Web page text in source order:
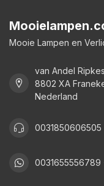
Mooie Lampen en
van Andel
8802 XA
Nederland
0031850606505